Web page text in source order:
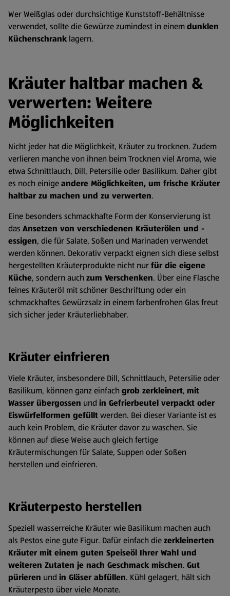
Wer Weißglas oder durchsichtige Kunststoff-Behältnisse
verwendet, sollte die Gewürze zumindest in einemdunklen
Küchenschrank lagern.
Kräuter haltbar machen &
verwerten: Weitere
Möglichkeiten
Nicht jeder hat die Möglichkeit, Kräuter zu trocknen. Zudem
verlieren manche von ihnen beim Trocknen viel Aroma, wie
etwa Schnittlauch, Dill, Petersilie oder Basilikum. Daher gibt
es noch einigeandere Möglichkeiten, um frische Kräuter
haltbar zu machen und zu verwerten.
Eine besonders schmackhafte Form der Konservierung ist
das Ansetzen von verschiedenen Kräuterölen und -
essigen, die für Salate, Soßen und Marinaden verwendet
werden können. Dekorativ verpackt eignen sich diese selbst
hergestellten Kräuterprodukte nicht nurfür die eigene
Küche, sondern auch zum Verschenken. Über eine Flasche
feines Kräuteröl mit schöner Beschriftung oder ein
schmackhaftes Gewürzsalz in einem farbenfrohen Glas freut
sich sicher jeder Kräuterliebhaber.
Kräuter einfrieren
Viele Kräuter, insbesondere Dill, Schnittlauch, Petersilie oder
Basilikum, können ganz einfach grob zerkleinert, mit
Wasser übergossen und in Gefrierbeutel verpackt oder
Eiswürfelformen gefülltwerden. Bei dieser Variante ist es
auch kein Problem, die Kräuter davor zu waschen. Sie
können auf diese Weise auch gleich fertige
Kräutermischungen für Salate, Suppen oder Soßen
herstellen und einfrieren.
Kräuterpesto herstellen
Speziell wasserreiche Kräuter wie Basilikum machen auch
als Pestos eine gute Figur. Dafür einfach diezerkleinerten
Kräuter mit einem guten Speiseöl Ihrer Wahl und
weiteren Zutaten je nach Geschmack mischen. Gut
pürieren und in Gläser abfüllen. Kühl gelagert, hält sich
Kräuterpesto über viele Monate.